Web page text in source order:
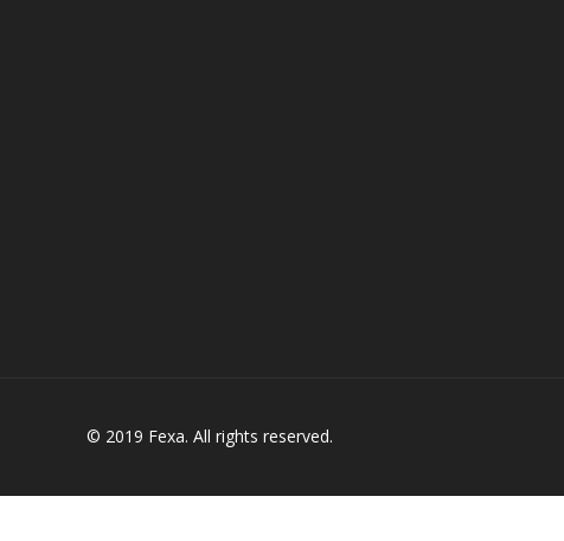
© 2019 Fexa. All rights reserved.